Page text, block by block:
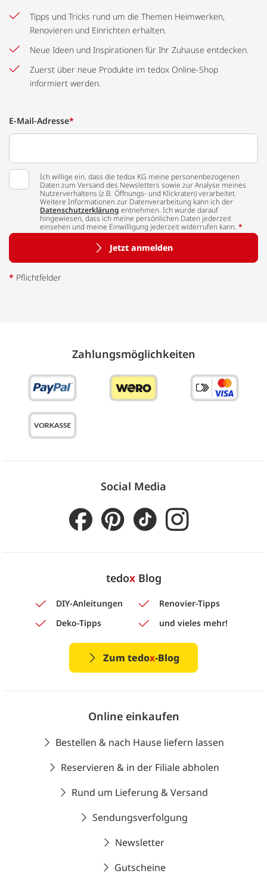
Tipps und Tricks rund um die Themen Heimwerken,
Renovieren und Einrichten erhalten.
Neue Ideen und Inspirationen für Ihr Zuhause entdecken.
Zuerst über neue Produkte im tedox Online-Shop
informiert werden.
E-Mail-Adresse*
Ich willige ein, dass die tedox KG meine personenbezogenen
Daten zum Versand des Newsletters sowie zur Analyse meines
Nutzerverhaltens (z.B. Öffnungs- und Klickraten) verarbeitet.
Weitere Informationen zur Datenverarbeitung kann ich der
Datenschutzerklärung entnehmen. Ich wurde darauf
hingewiesen, dass ich meine persönlichen Daten jederzeit
einsehen und meine Einwilligung jederzeit widerrufen kann. *
Jetzt anmelden
* Pflichtfelder
Zahlungs­möglich­keiten
Social Media
tedoxBlog
DIY-Anleitungen
Renovier-Tipps
Deko-Tipps
und vieles mehr!
Zum tedox-Blog
Online einkaufen
Bestellen & nach Hause liefern lassen
Reservieren & in der Filiale abholen
Rund um Lieferung & Versand
Sendungsverfolgung
Newsletter
Gutscheine